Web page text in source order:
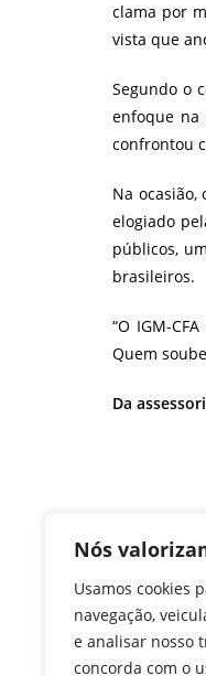
Nós
Usamos cookies
navegação,
e analisar nosso
concorda com o
clama por
vista que
Segundo o
enfoque na
confrontou
Na
elogiado
públicos,
brasileiros.
“O IGM-
Quem
Da
F
a
c
e
TAGS: